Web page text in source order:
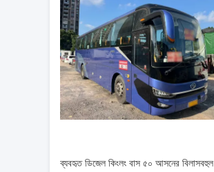
ব্যবহৃত ডিজেল কিংলং বাস ৫০ আসনের বিলাসবহুল